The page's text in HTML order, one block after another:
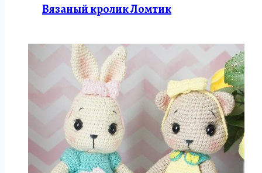
Вязаный кролик Ломтик